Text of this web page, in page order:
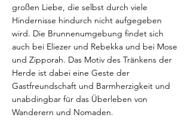
großen Liebe, die selbst durch viele
Hindernisse hindurch nicht aufgegeben
wird. Die Brunnenumgebung findet sich
auch bei Eliezer und Rebekka und bei Mose
und Zipporah. Das Motiv des Tränkens der
Herde ist dabei eine Geste der
Gastfreundschaft und Barmherzigkeit und
unabdingbar für das Überleben von
Wanderern und Nomaden.